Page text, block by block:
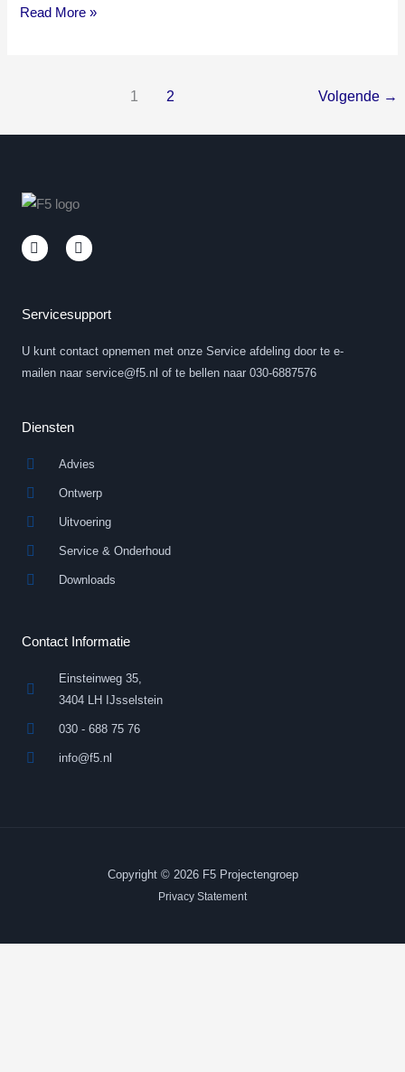
Read More »
1 2 Volgende →
L
i
d
-
i
Y
o
b
Servicesupport
U kunt contact opnemen met onze Service afdeling door te e-
mailen naar service@f5.nl of te bellen naar 030-6887576
Diensten
Advies
Ontwerp
Uitvoering
Service & Onderhoud
Downloads
Contact Informatie
Einsteinweg 35,
3404 LH IJsselstein
030 - 688 75 76
info@f5.nl
Copyright © 2026 F5 Projectengroep
Privacy Statement